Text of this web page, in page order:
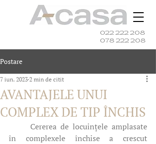
022 222 208
078 222 208
Postare
AVANTAJELE UNUI
COMPLEX DE TIP ÎNCHIS
7 iun. 2023 2 min de citit
în complexele închise a crescut